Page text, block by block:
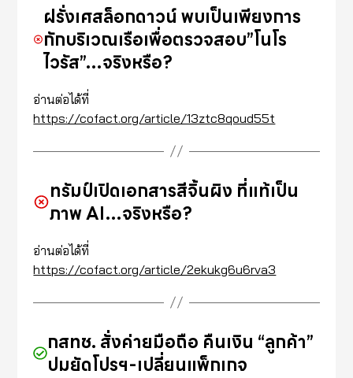
ฝรั่งเศสล็อกดาวน์ พบเป็นเพียงการ
กักบริเวณเรือเพื่อตรวจสอบ”โนโร
ไวรัส”…จริงหรือ?
อ่านต่อได้ที่
https://cofact.org/article/13ztc8qoud55t
ทรัมป์เปิดเอกสารสีจิ้นผิง ที่แท้เป็น
ภาพ AI…จริงหรือ?
อ่านต่อได้ที่
https://cofact.org/article/2ekukg6u6rva3
กสทช. สั่งค่ายมือถือ คืนเงิน “ลูกค้า”
ปมยัดโปรฯ-เปลี่ยนแพ็กเกจ